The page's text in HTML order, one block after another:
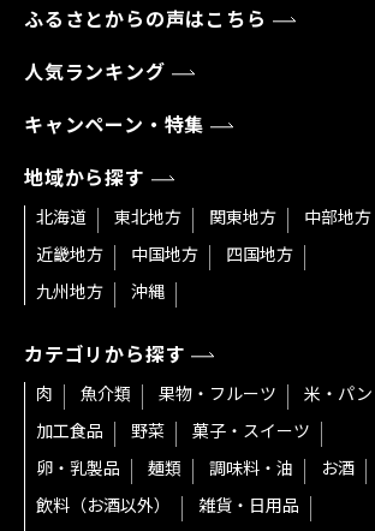
ふるさとからの声はこちら
人気ランキング
キャンペーン・特集
地域から探す
北海道 東北地方 関東地方
中部地方
近畿地方
中国地方
四国地方
九州地方
沖縄
カテゴリから探す
肉 魚介類 果物・フルーツ
米・パン
加工食品
野菜
菓子・スイーツ
卵・乳製品
麺類 調味料・油
お酒
飲料（お酒以外）
雑貨・日用品